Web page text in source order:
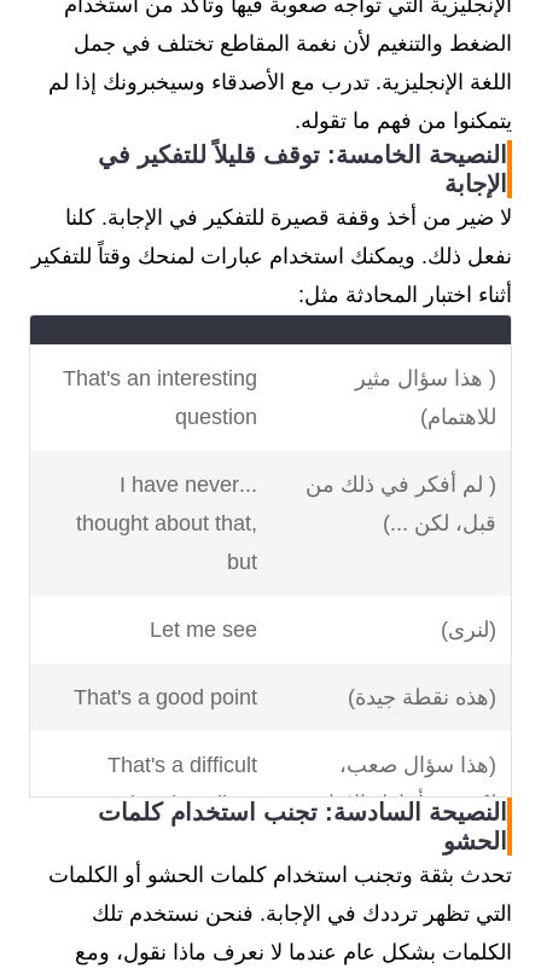
الإنجليزية التي تواجه صعوبة فيها وتأكد من استخدام
الضغط والتنغيم لأن نغمة المقاطع تختلف في جمل
اللغة الإنجليزية. تدرب مع الأصدقاء وسيخبرونك إذا لم
يتمكنوا من فهم ما تقوله.
النصيحة الخامسة: توقف قليلاً للتفكير في
الإجابة
لا ضير من أخذ وقفة قصيرة للتفكير في الإجابة. كلنا
نفعل ذلك. ويمكنك استخدام عبارات لمنحك وقتاً للتفكير
أثناء اختبار المحادثة مثل:
( هذا سؤال مثير
للاهتمام)
That's an interesting
question
( لم أفكر في ذلك من
قبل، لكن ...)
...I have never
thought about that,
but
(لنرى) Let me see
(هذه نقطة جيدة) That's a good point
(هذا سؤال صعب،
لكنني سأحاول الإجابة
عليه)
That's a difficult
question, but I'll try
(صحيح، يقول بعض
الناس أن هذا هو الحال،
...Well, some people
say that is the case,
النصيحة السادسة: تجنب استخدام كلمات
الحشو
تحدث بثقة وتجنب استخدام كلمات الحشو أو الكلمات
التي تظهر ترددك في الإجابة. فنحن نستخدم تلك
الكلمات بشكل عام عندما لا نعرف ماذا نقول، ومع